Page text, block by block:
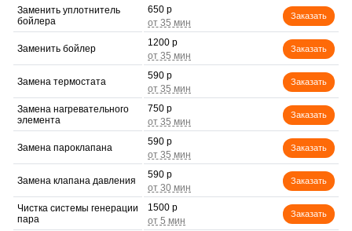
Заменить уплотнитель
бойлера
650 р
Заказать
Заменить бойлер
1200 р
Заказать
Замена термостата
590 р
Заказать
Замена нагревательного
элемента
750 р
Заказать
Замена пароклапана
590 р
Заказать
Замена клапана давления
590 р
Заказать
Чистка системы генерации
пара
1500 р
Заказать